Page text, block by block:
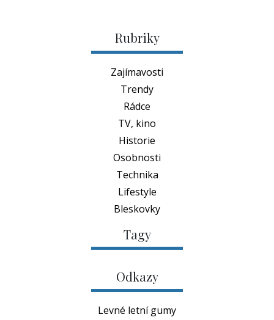
Rubriky
Zajímavosti
Trendy
Rádce
TV, kino
Historie
Osobnosti
Technika
Lifestyle
Bleskovky
Tagy
Odkazy
Levné letní gumy